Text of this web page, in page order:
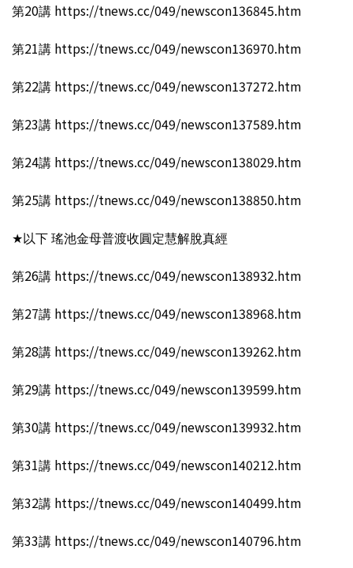
第20講 https://tnews.cc/049/newscon136845.htm
第21講 https://tnews.cc/049/newscon136970.htm
第22講 https://tnews.cc/049/newscon137272.htm
第23講 https://tnews.cc/049/newscon137589.htm
第24講 https://tnews.cc/049/newscon138029.htm
第25講 https://tnews.cc/049/newscon138850.htm
★以下 瑤池金母普渡收圓定慧解脫真經
第26講 https://tnews.cc/049/newscon138932.htm
第27講 https://tnews.cc/049/newscon138968.htm
第28講 https://tnews.cc/049/newscon139262.htm
第29講 https://tnews.cc/049/newscon139599.htm
第30講 https://tnews.cc/049/newscon139932.htm
第31講 https://tnews.cc/049/newscon140212.htm
第32講 https://tnews.cc/049/newscon140499.htm
第33講 https://tnews.cc/049/newscon140796.htm